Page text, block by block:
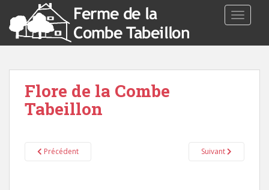
Flore de la Combe
Tabeillon
Précédent Suivant